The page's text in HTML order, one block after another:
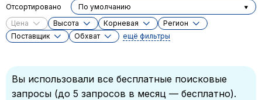
Цена Высота Корневая
Регион
Поставщик
Обхват ещё фильтры
Отсортировано По умолчанию
Вы использовали все бесплатные поисковые
запросы (до 5 запросов в месяц — бесплатно).